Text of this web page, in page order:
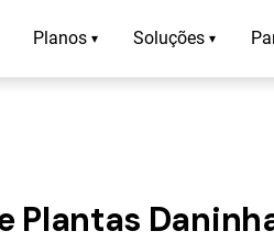
Planos ▾ Soluções ▾
Plantas